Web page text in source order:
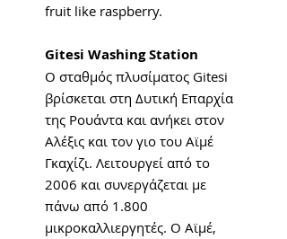
fruit like raspberry.
Gitesi Washing Station
Ο σταθμός πλυσίματος Gitesi
βρίσκεται στη Δυτική Επαρχία
της Ρουάντα και ανήκει στον
Αλέξις και τον γιο του Αϊμέ
Γκαχίζι. Λειτουργεί από το
2006 και συνεργάζεται με
πάνω από 1.800
μικροκαλλιεργητές. Ο Αϊμέ,